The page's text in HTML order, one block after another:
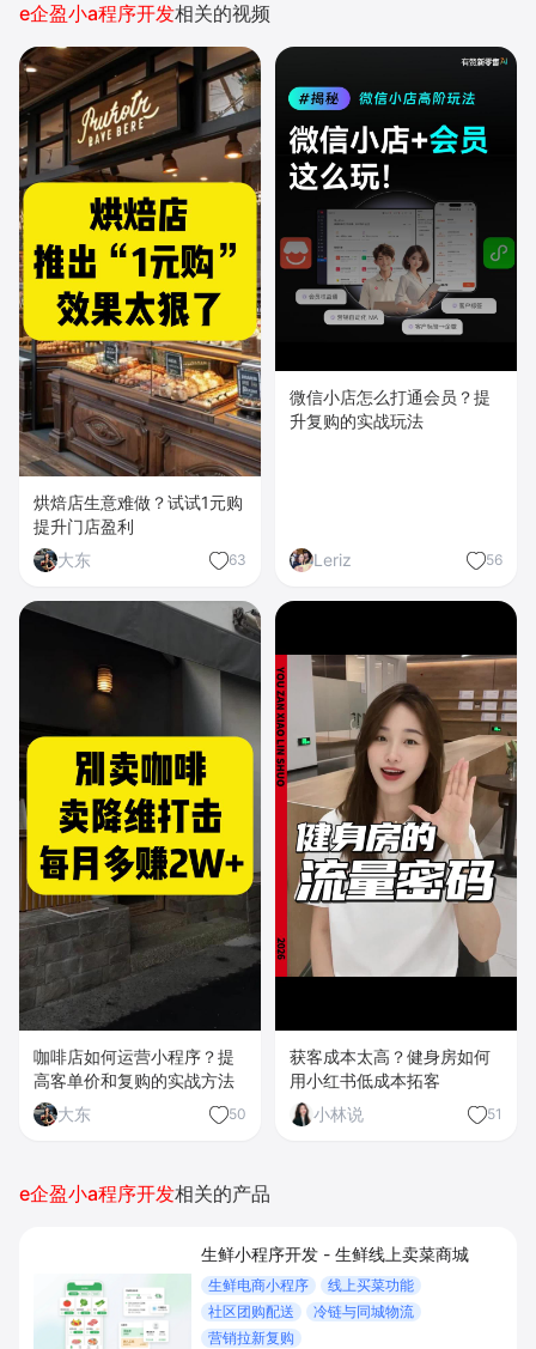
e企盈小a程序开发相关的视频
烘焙店生意难做？试试1元购
提升门店盈利
大东
63
微信小店怎么打通会员？提
升复购的实战玩法
Leriz 56
咖啡店如何运营小程序？提
高客单价和复购的实战方法
大东
50
获客成本太高？健身房如何
用小红书低成本拓客
小林说
51
e企盈小a程序开发相关的产品
生鲜小程序开发 - 生鲜线上卖菜商城
生鲜电商小程序
线上买菜功能
社区团购配送
冷链与同城物流
营销拉新复购